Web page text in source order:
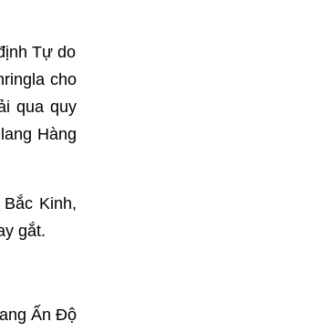
Tự do
cho
qua quy
Hàng
Kinh,
gắt.
Ấn Độ